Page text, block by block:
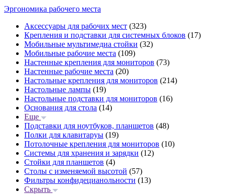
Эргономика рабочего места
Аксессуары для рабочих мест (323)
Крепления и подставки для системных блоков (17)
Мобильные мультимедиа стойки (32)
Мобильные рабочие места (109)
Настенные крепления для мониторов (73)
Настенные рабочие места (20)
Настольные крепления для мониторов (214)
Настольные лампы (19)
Настольные подставки для мониторов (16)
Основания для стола (14)
Еще
Подставки для ноутбуков, планшетов (48)
Полки для клавитаруы (19)
Потолочные крепления для мониторов (10)
Системы для хранения и зарядки (12)
Стойки для планшетов (4)
Столы с изменяемой высотой (57)
Фильтры конфидецианольности (13)
Скрыть